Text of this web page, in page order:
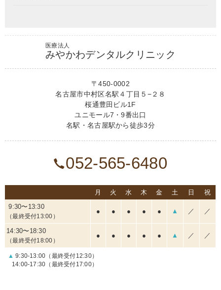
医療法人
みやかわデンタルクリニック
〒450-0002
名古屋市中村区名駅４丁目５−２８
桜通豊田ビル1F
ユニモール7・9番出口
名駅・名古屋駅から徒歩3分
052-565-6480
月 火 水 木 金 土 日
祝
9:30〜13:30
（最終受付13:00）
● ● ● ● ● ▲ ／ ／
14:30〜18:30
（最終受付18:00）
● ● ● ● ● ▲ ／ ／
▲ 9:30-13:00（最終受付12:30）
14:00-17:30（最終受付17:00）